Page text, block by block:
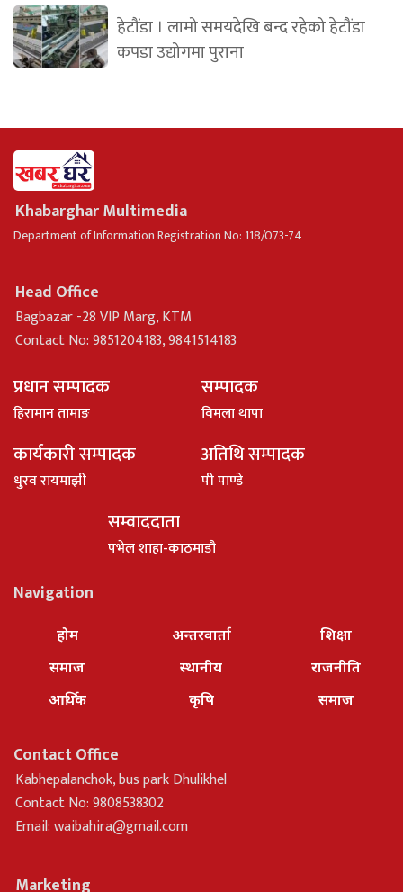
हेटौंडा । लामो समयदेखि बन्द रहेको हेटौंडा
कपडा उद्योगमा पुराना
Khabarghar Multimedia
Department of Information Registration No: 118/073-74
Head Office
Bagbazar -28 VIP Marg, KTM
Contact No: 9851204183, 9841514183
प्रधान सम्पादक
हिरामान तामाङ
सम्पादक
विमला थापा
कार्यकारी सम्पादक
धु्रव रायमाझी
अतिथि सम्पादक
पी पाण्डे
सम्वाददाता
पभेल शाहा-काठमाडौ
Navigation
होम
समाज
आर्थिक
अन्तरवार्ता
स्थानीय
कृषि
शिक्षा
राजनीति
समाज
Contact Office
Kabhepalanchok, bus park Dhulikhel
Contact No: 9808538302
Email:waibahira@gmail.com
Marketing